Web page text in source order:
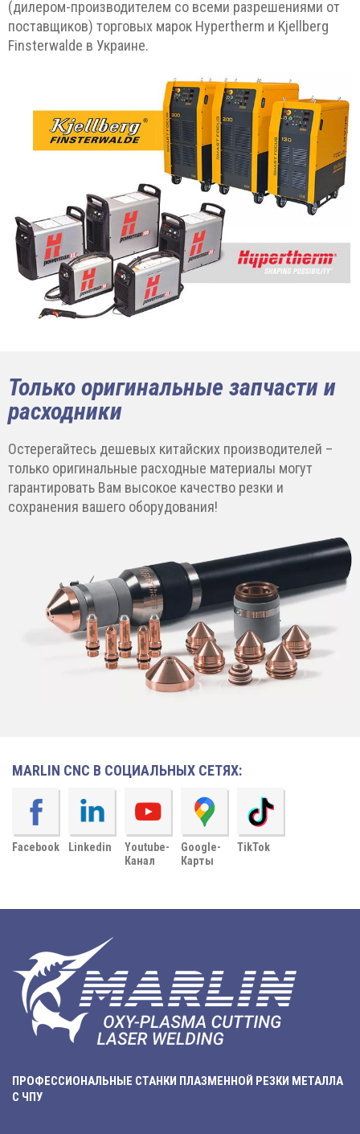
(дилером-производителем со всеми разрешениями от
поставщиков) торговых марок Hypertherm и Kjellberg
Finsterwalde в Украине.
Только оригинальные запчасти и
расходники
Остерегайтесь дешевых китайских производителей –
только оригинальные расходные материалы могут
гарантировать Вам высокое качество резки и
сохранения вашего оборудования!
MARLIN CNC В СОЦИАЛЬНЫХ СЕТЯХ:
Facebook Linkedin
Youtube-
Канал
Google-
Карты
TikTok
ПРОФЕССИОНАЛЬНЫЕ СТАНКИ ПЛАЗМЕННОЙ РЕЗКИ МЕТАЛЛА
С ЧПУ